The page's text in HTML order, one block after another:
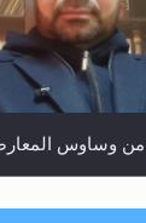
وساوس